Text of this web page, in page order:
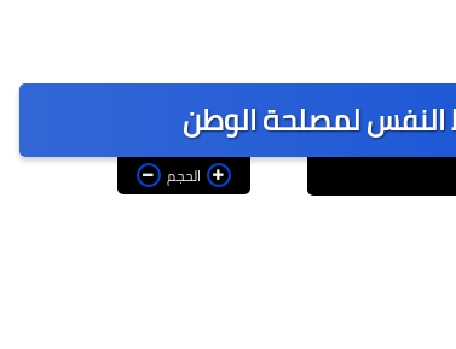
النفس لمصلحة الوطن
الحجم